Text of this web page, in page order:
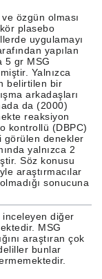
özgün olması
plasebo
uygulamayı
yapılan
5 gr MSG
Yalnızca
belirtilen bir
arkadaşları
da (2000)
reaksiyon
kontrollü (DBPC)
görülen denekler
yalnızca 2
Söz konusu
araştırmacılar
sonucuna
inceleyen diğer
MSG
araştıran çok
bunlar